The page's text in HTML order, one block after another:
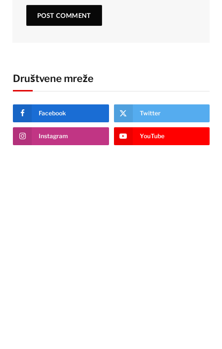
Društvene mreže
Facebook Twitter
Instagram YouTube